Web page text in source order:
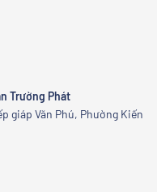
Trường Phát
giáp Văn Phú, Phường Kiến